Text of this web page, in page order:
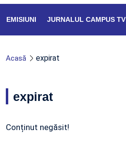
EMISIUNI JURNALUL CAMPUS TV
Acasă expirat
expirat
Conținut negăsit!